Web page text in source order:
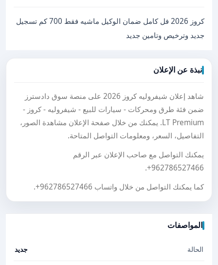
كروز 2026 فل كامل ضمان الوكيل ماشيه فقط 700 كم تسجيل
جديد وترخيص وتامين جديد
نبذة عن الإعلان
شاهد إعلان شيفروليه كروز 2026 على منصة سوق دادسترز
ضمن فئة طرق ومحركات - سيارات للبيع - شيفروليه - كروز -
LT Premium. يمكنك من خلال صفحة الإعلان مشاهدة الصور،
التفاصيل، السعر، ومعلومات التواصل المتاحة.
يمكنك التواصل مع صاحب الإعلان عبر الرقم
+962786527466
.
كما يمكنك التواصل من خلال واتساب +962786527466
.
المواصفات
الحالة جديد